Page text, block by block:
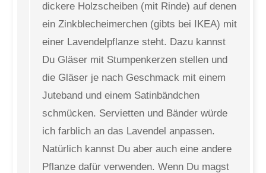
dickere Holzscheiben (mit Rinde) auf denen
ein Zinkblecheimerchen (gibts bei IKEA) mit
einer Lavendelpflanze steht. Dazu kannst
Du Gläser mit Stumpenkerzen stellen und
die Gläser je nach Geschmack mit einem
Juteband und einem Satinbändchen
schmücken. Servietten und Bänder würde
ich farblich an das Lavendel anpassen.
Natürlich kannst Du aber auch eine andere
Pflanze dafür verwenden. Wenn Du magst